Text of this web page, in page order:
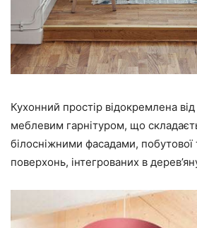
Кухонний простір відокремлена
меблевим гарнітуром, що
білосніжними фасадами, побутової
поверхонь, інтегрованих в